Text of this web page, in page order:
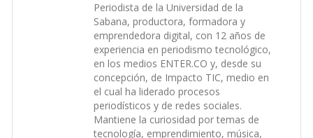
Periodista de la Universidad de la
Sabana, productora, formadora y
emprendedora digital, con 12 años de
experiencia en periodismo tecnológico,
en los medios ENTER.CO y, desde su
concepción, de Impacto TIC, medio en
el cual ha liderado procesos
periodísticos y de redes sociales.
Mantiene la curiosidad por temas de
tecnología, emprendimiento, música,